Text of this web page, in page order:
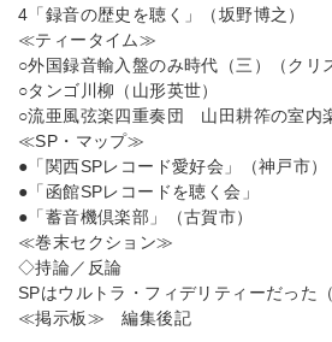
4「録音の歴史を聴く」（坂野博之）
≪ティータイム≫
○外国録音輸入盤のみ時代（三）（クリ
○タンゴ川柳（山形英世）
○流亜風弦楽四重奏団 山田耕筰の室内
≪SP・マップ≫
●「関西SPレコード愛好会」（神戸市）
●「函館SPレコードを聴く会」
●「蓄音機倶楽部」（古賀市）
≪巻末セクション≫
◇持論／反論
SPはウルトラ・フィデリティーだった
≪掲示板≫ 編集後記